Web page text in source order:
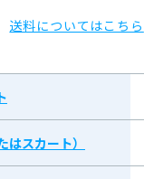
送料についてはこちら
スカート）